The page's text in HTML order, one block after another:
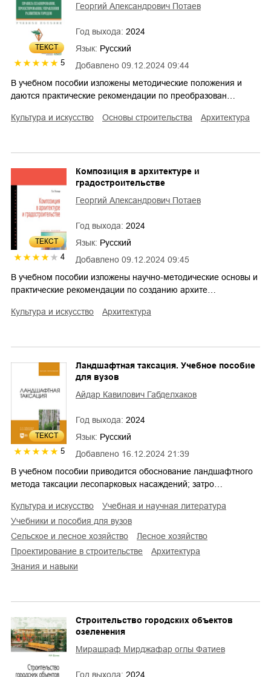
ТЕКСТ
5 Добавлено 09.12.2024 09:44
Георгий Александрович Потаев
Год выхода: 2024
Язык: Русский
В учебном пособии изложены методические положения и
даются практические рекомендации по преобразован…
культура и искусство основы строительства архитектура
ТЕКСТ
4 Добавлено 09.12.2024 09:45
Композиция в архитектуре и
градостроительстве
Георгий Александрович Потаев
Год выхода: 2024
Язык: Русский
В учебном пособии изложены научно-методические основы и
практические рекомендации по созданию архите…
культура и искусство архитектура
ТЕКСТ
5 Добавлено 16.12.2024 21:39
Ландшафтная таксация. Учебное пособие
для вузов
Айдар Кавилович Габделхаков
Год выхода: 2024
Язык: Русский
В учебном пособии приводится обоснование ландшафтного
метода таксации лесопарковых насаждений; затро…
культура и искусство
учебная и научная литература
учебники и пособия для вузов
сельское и лесное хозяйство
лесное хозяйство
проектирование в строительстве
архитектура
знания и навыки
Строительство городских объектов
озеленения
Мирашраф Мирджафар оглы Фатиев
Год выхода: 2024